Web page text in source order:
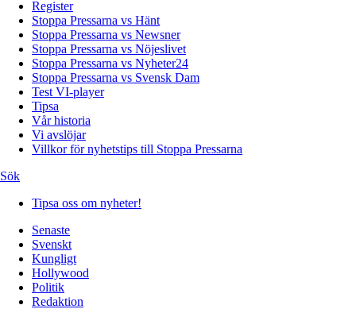
Register
Stoppa Pressarna vs Hänt
Stoppa Pressarna vs Newsner
Stoppa Pressarna vs Nöjeslivet
Stoppa Pressarna vs Nyheter24
Stoppa Pressarna vs Svensk Dam
Test VI-player
Tipsa
Vår historia
Vi avslöjar
Villkor för nyhetstips till Stoppa Pressarna
Sök
Tipsa oss om nyheter!
Senaste
Svenskt
Kungligt
Hollywood
Politik
Redaktion